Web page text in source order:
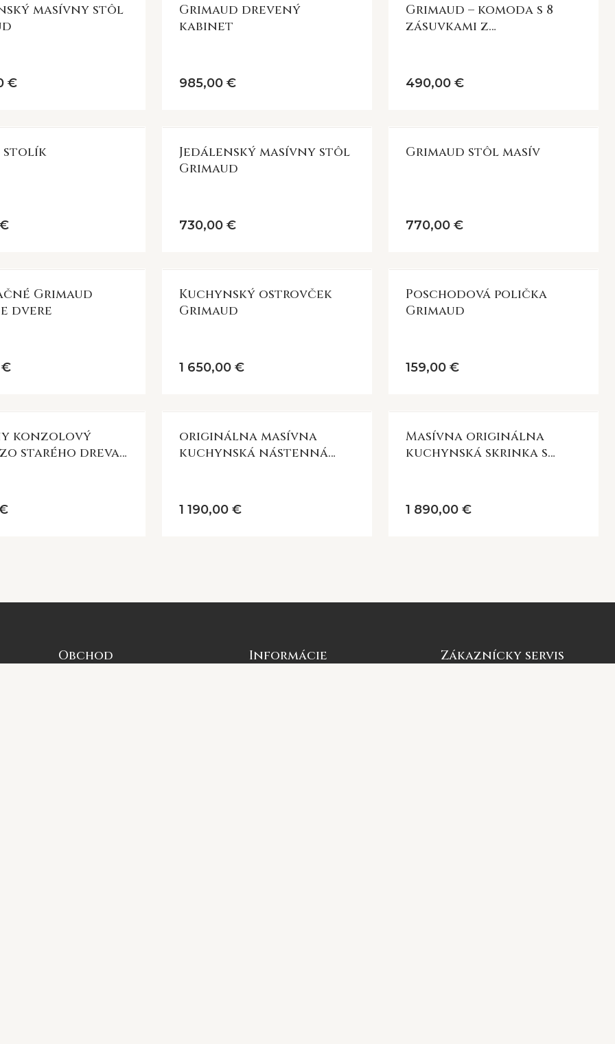
kusy. Každý stolík, kabinet či dekorácia má svoj vlastný charakter.
recyklované drevo, počítajte s variáciami v tvare, veľkosti, odtieni a druhu dreva. Fotografia produktu je ilustračná – váš
zberateľský unikát.
masívny stôl
€
Grimaud drevený
kabinet
985,00 €
Grimaud – komoda s 8
zásuvkami z
490,00 €
stolík
Jedálenský masívny stôl
Grimaud
730,00 €
Grimaud stôl masív
770,00 €
Grimaud
dvere
€
Kuchynský ostrovček
Grimaud
1 650,00 €
Poschodová polička
Grimaud
159,00 €
konzolový
starého dreva
originálna masívna
kuchynská nástenná
1 190,00 €
Masívna originálna
kuchynská skrinka s
1 890,00 €
Obchod Informácie Zákaznícky servis